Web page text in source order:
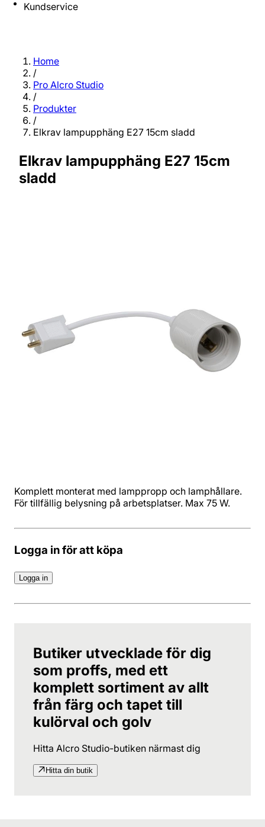
Kundservice
Home
/
Pro Alcro Studio
/
Produkter
/
Elkrav lampupphäng E27 15cm sladd
Elkrav lampupphäng E27 15cm
sladd
Komplett monterat med lamppropp och lamphållare.
För tillfällig belysning på arbetsplatser. Max 75 W.
Logga in för att köpa
Logga in
Butiker utvecklade för dig
som proffs, med ett
komplett sortiment av allt
från färg och tapet till
kulörval och golv
Hitta Alcro Studio-butiken närmast dig
Hitta din butik